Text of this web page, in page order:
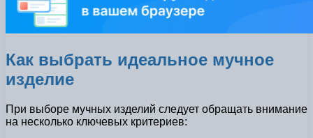
Как выбрать идеальное мучное
изделие
При выборе мучных изделий следует обращать внимание
на несколько ключевых критериев: